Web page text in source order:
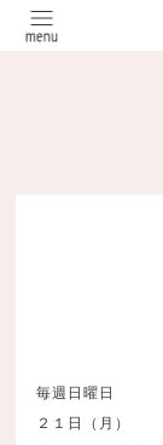
毎週日曜日
２１日（月）